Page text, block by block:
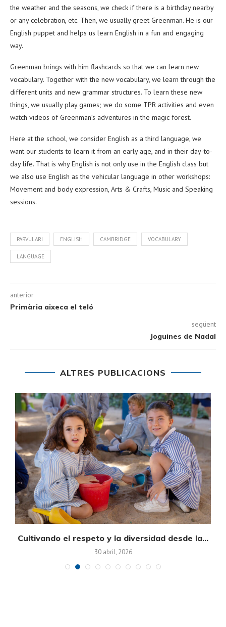
the weather and the seasons, we check if there is a birthday nearby
or any celebration, etc. Then, we usually greet Greenman. He is our
English puppet and helps us learn English in a fun and engaging
way.
Greenman brings with him flashcards so that we can learn new
vocabulary. Together with the new vocabulary, we learn through the
different units and new grammar structures. To learn these new
things, we usually play games; we do some TPR activities and even
watch videos of Greenman’s adventures in the magic forest.
Here at the school, we consider English as a third language, we
want our students to learn it from an early age, and in their day-to-
day life. That is why English is not only use in the English class but
we also use English as the vehicular language in other workshops:
Movement and body expression, Arts & Crafts, Music and Speaking
sessions.
PARVULARI ENGLISH CAMBRIDGE VOCABULARY
LANGUAGE
anterior
Primària aixeca el teló
següent
Joguines de Nadal
ALTRES PUBLICACIONS
Cultivando el respeto y la diversidad desde la...
30 abril, 2026